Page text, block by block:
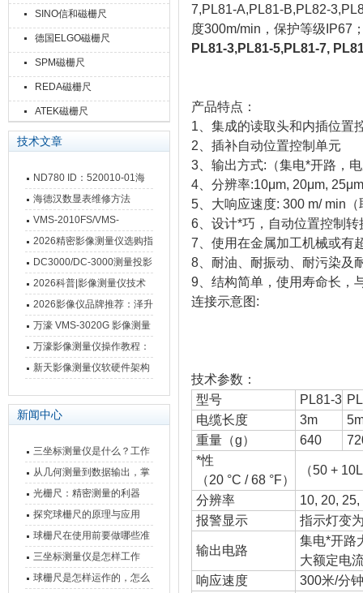
SINO信和磁栅尺
德国ELGO磁栅尺
SPM磁栅尺
REDA磁栅尺
ATEK磁栅尺
技术文章
ND780 ID：520010-01海
德汉数显表故障维修内容
海德汉数显表维修方法
VMS-2010FS/VMS-
3020FS/VMS-4030FS手动
影像测量仪技术参数
2026精密影像测量仪选购指
南 靠谱品牌一站式选型推荐
DC3000/DC-3000测量投影
仪万濠数据处理器数显表故
障维修方法
2026科普|影像测量仪技术
原理、分类及选型应用
2026影像仪品牌推荐：泽升
影像测量仪选型指南
万濠 VMS-3020G 影像测量
仪技术规格与应用解析
万濠影像测量仪操作教程：
从开机到出报告，新手也能
新天影像测量仪软硬件架构
新闻中心
三坐标测量仪是什么？工作
原理、分类与核心功能一次
讲清
从几何测量到数据输出，掌
握万濠影像测量仪的六大核
心能力
光栅尺：精密测量的利器
探究球栅尺的原理与应用
球栅尺在使用前要做哪些准
备工作？
三坐标测量仪是怎样工作
的，功能有什么优势？
球栅尺是怎样运作的，怎么
7,PL81-A,PL81-B,PL82-
度300m/min，保护等级IP67
PL81-3,PL81-5,PL81-7,
产品特点：
1、集成的读取头和内插位置
2、插补自动位置控制单元
3、输出方式:（集电*开路，
4、分辨率:10μm, 20μm,
5、大响应速度: 300 m/ min
6、设计*巧，自动位置控制
7、使用在金属加工机械或有
8、耐油、耐振动、耐污染及
9、结构简单，使用寿命长，
连接示意图:
技术参数：
型号
PL81-3
电缆长度
3m
重量（g）
640
*性
（20 °C / 68 °F）
（50 +
分辨率
10, 20,
报警显示
指示灯变
输出电路
集电*开路
大额定电
响应速度
300米/分钟